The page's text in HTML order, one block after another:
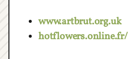
www.artbrut.org.uk
hotflowers.online.fr/